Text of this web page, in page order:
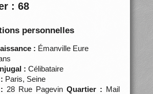
: 68
personnelles
: Émanville Eure
: Célibataire
Paris, Seine
28 Rue PagevinQuartier : Mail